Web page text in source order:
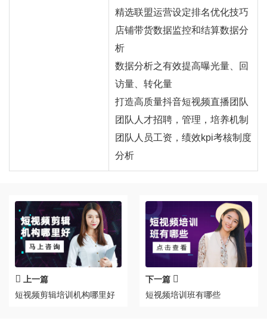
精选联盟运营设定排名优化技巧
店铺带货数据监控和结算数据分
析
数据分析之有效提高曝光量、回
访量、转化量
打造高质量抖音短视频直播团队
团队人才招聘，管理，培养机制
团队人员工资，绩效kpi考核制度
分析
上一篇
短视频剪辑培训机构哪里好
下一篇
短视频培训班有哪些